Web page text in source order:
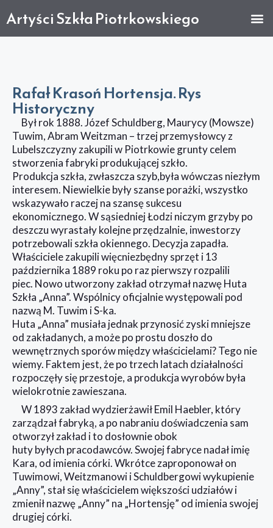
Artyści Szkła Piotrkowskiego
Rafał Krasoń Hortensja. Rys
Historyczny
Był rok 1888. Józef Schuldberg, Maurycy (Mowsze)
Tuwim, Abram Weitzman – trzej przemysłowcy z
Lubelszczyzny zakupili w Piotrkowie grunty celem
stworzenia fabryki produkującej szkło.
Produkcja szkła, zwłaszcza szyb,była wówczas niezłym
interesem. Niewielkie były szanse porażki, wszystko
wskazywało raczej na szansę sukcesu
ekonomicznego. W sąsiedniej Łodzi niczym grzyby po
deszczu wyrastały kolejne przędzalnie, inwestorzy
potrzebowali szkła okiennego. Decyzja zapadła.
Właściciele zakupili więcniezbędny sprzęt i 13
października 1889 roku po raz pierwszy rozpalili
piec. Nowo utworzony zakład otrzymał nazwę Huta
Szkła „Anna”. Wspólnicy oficjalnie występowali pod
nazwą M. Tuwim i S-ka.
Huta „Anna” musiała jednak przynosić zyski mniejsze
od zakładanych, a może po prostu doszło do
wewnętrznych sporów między właścicielami? Tego nie
wiemy. Faktem jest, że po trzech latach działalności
rozpoczęły się przestoje, a produkcja wyrobów była
wielokrotnie zawieszana.
W 1893 zakład wydzierżawił Emil Haebler, który
zarządzał fabryką, a po nabraniu doświadczenia sam
otworzył zakład i to dosłownie obok
huty byłych pracodawców. Swojej fabryce nadał imię
Kara, od imienia córki. Wkrótce zaproponował on
Tuwimowi, Weitzmanowi i Schuldbergowi wykupienie
„Anny”, stał się właścicielem większości udziałów i
zmienił nazwę „Anny” na „Hortensję” od imienia swojej
drugiej córki.